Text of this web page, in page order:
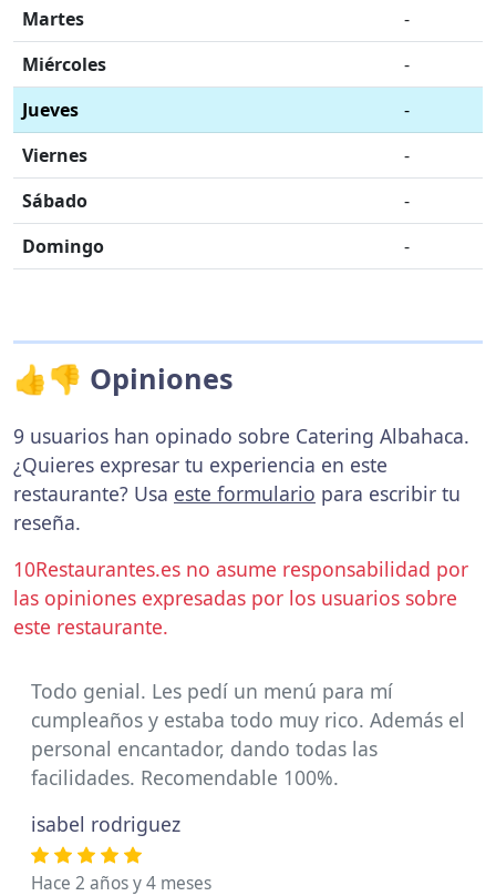
Martes
-
Miércoles
-
Jueves
-
Viernes
-
Sábado
-
Domingo
-
👍👎 Opiniones
9 usuarios han opinado sobre Catering Albahaca.
¿Quieres expresar tu experiencia en este
restaurante? Usa este formulario para escribir tu
reseña.
10Restaurantes.es no asume responsabilidad por
las opiniones expresadas por los usuarios sobre
este restaurante.
Todo genial. Les pedí un menú para mí
cumpleaños y estaba todo muy rico. Además el
personal encantador, dando todas las
facilidades. Recomendable 100%.
isabel rodriguez
Hace 2 años y 4 meses